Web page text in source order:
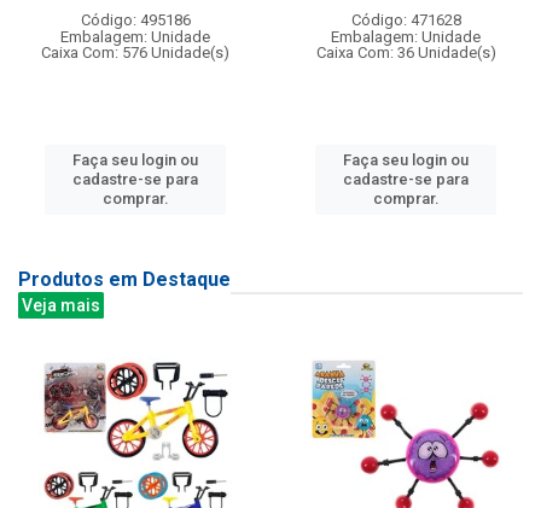
Código: 495186
Embalagem: Unidade
Caixa Com: 576 Unidade(s)
Faça seu login ou
cadastre-se para
comprar.
Código: 471628
Embalagem: Unidade
Caixa Com: 36 Unidade(s)
Faça seu login ou
cadastre-se para
comprar.
Produtos em Destaque
Veja mais